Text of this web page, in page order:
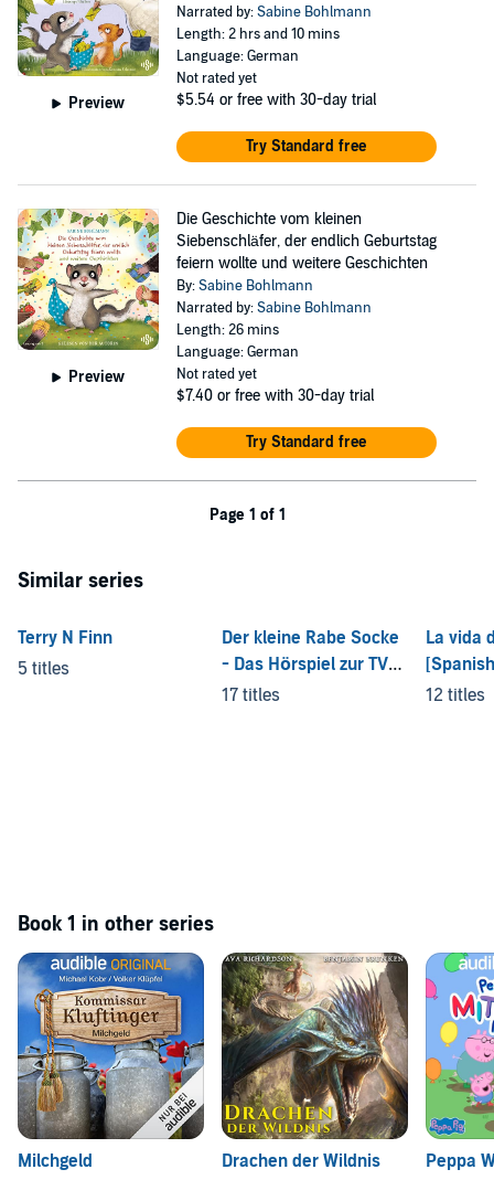
Preview
Narrated by:Sabine Bohlmann
Length: 2 hrs and 10 mins
Language: German
Not rated yet
$5.54 or free with 30-day trial
Try Standard free
Preview
Die Geschichte vom kleinen
Siebenschläfer, der endlich Geburtstag
feiern wollte und weitere Geschichten
By:Sabine Bohlmann
Narrated by:Sabine Bohlmann
Length: 26 mins
Language: German
Not rated yet
$7.40 or free with 30-day trial
Try Standard free
Page 1 of 1
Similar series
Terry N Finn
5 titles
Der kleine Rabe Socke
- Das Hörspiel zur TV-
Serie
17 titles
La vida
12 titles
Book 1 in other series
Milchgeld
Drachen der Wildnis
Peppa